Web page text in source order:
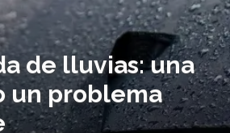
de lluvias: una
un problema